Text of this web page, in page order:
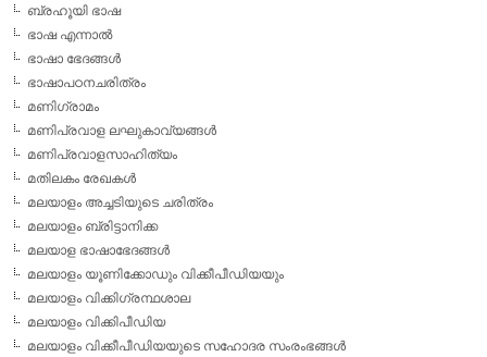
ബ്രഹൂയി ഭാഷ
ഭാഷ എന്നാല്‍
ഭാഷാ ഭേദങ്ങള്‍
ഭാഷാപഠനചരിത്രം
മണിഗ്രാമം
മണിപ്രവാള ലഘുകാവ്യങ്ങള്‍
മണിപ്രവാളസാഹിത്യം
മതിലകം രേഖകള്‍
മലയാളം അച്ചടിയുടെ ചരിത്രം
മലയാളം ബ്രിട്ടാനിക്ക
മലയാള ഭാഷാഭേദങ്ങള്‍
മലയാളം യൂണിക്കോഡും വിക്കീപീഡിയയും
മലയാളം വിക്കിഗ്രന്ഥശാല
മലയാളം വിക്കിപീഡിയ
മലയാളം വിക്കീപീഡിയയുടെ സഹോദര സംരംഭങ്ങള്‍